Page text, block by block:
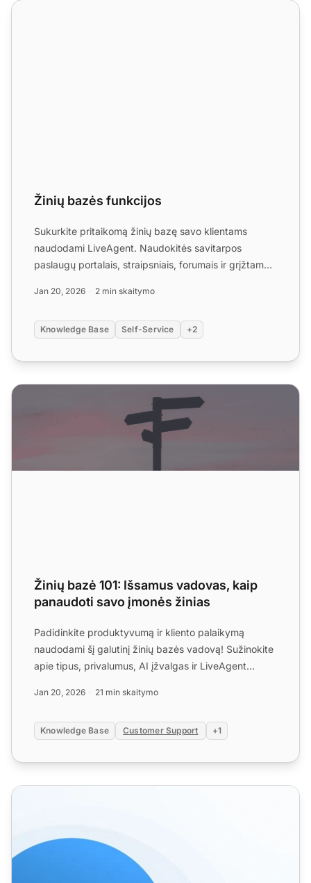
Žinių bazės funkcijos
Žinių bazės funkcijos
Sukurkite pritaikomą žinių bazę savo klientams
naudodami LiveAgent. Naudokitės savitarpos
paslaugų portalais, straipsniais, forumais ir grįžtamojo
Jan 20, 2026 2 min skaitymo
Knowledge Base Self-Service +2
Žinių bazė 101: Išsamus vadovas, kaip panaudoti savo
Žinių bazė 101: Išsamus vadovas, kaip
panaudoti savo įmonės žinias
Padidinkite produktyvumą ir kliento palaikymą
naudodami šį galutinį žinių bazės vadovą! Sužinokite
apie tipus, privalumus, AI įžvalgas ir LiveAgent
Jan 20, 2026 21 min skaitymo
Knowledge Base Customer Support +1
Žinių bazės šablonai